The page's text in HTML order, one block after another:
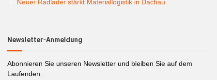
Neuer Radlader stärkt Materiallogistik in Dachau
Newsletter-Anmeldung
Abonnieren Sie unseren Newsletter und bleiben Sie auf dem
Laufenden.